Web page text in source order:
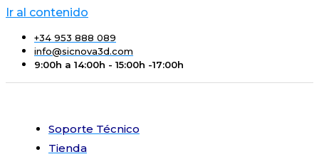
Ir al contenido
+34 953 888 089
info@sicnova3d.com
9:00h a 14:00h - 15:00h -17:00h
Soporte Técnico
Tienda